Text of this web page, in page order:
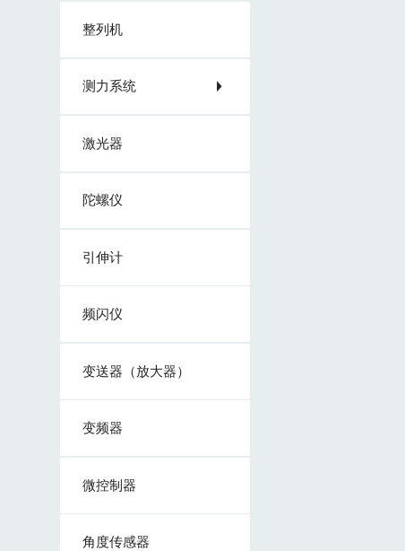
整列机
测力系统
激光器
陀螺仪
引伸计
频闪仪
变送器（放大器）
变频器
微控制器
角度传感器